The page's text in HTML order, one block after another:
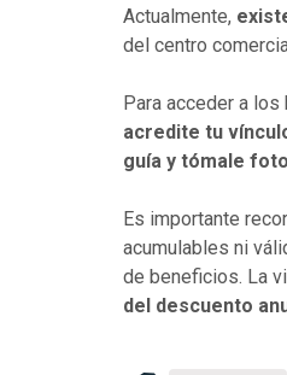
Actualmente,
del centro
Para acceder a
acredite tu
guía y tómale
Es importante
acumulables ni
de beneficios. La
del descuento